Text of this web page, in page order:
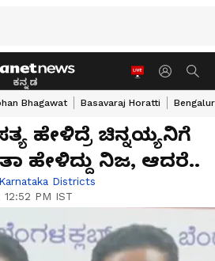
ಕನ್ನಡ
Bhagawat Basavaraj Horatti
ಹೇಳಿದ್ರೆ ಚಿನ್ನಯ್ಯನಿಗೆ
ಹೇಳಿದ್ದು ನಿಜ, ಆದರೆ..
Karnataka Districts
PM IST